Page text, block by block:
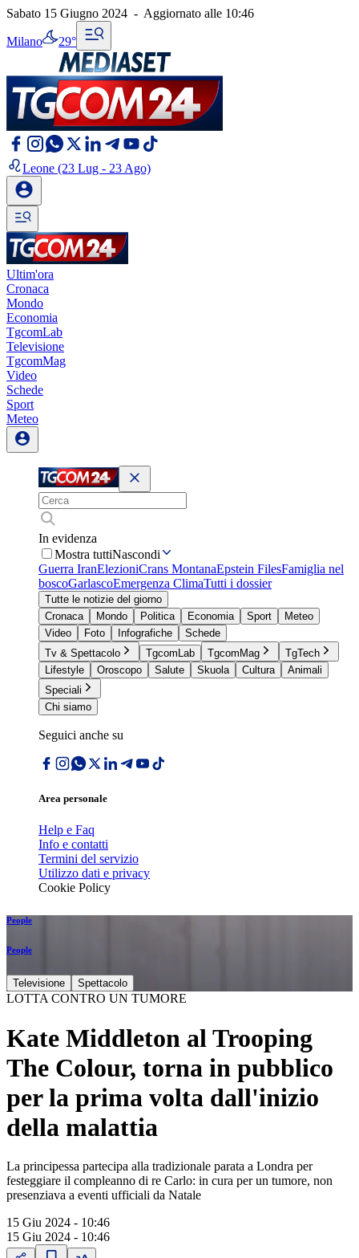
Sabato 15 Giugno 2024 - Aggiornato alle 10:46
Milano 29°
Leone (23 Lug - 23 Ago)
Ultim'ora
Cronaca
Mondo
Economia
TgcomLab
Televisione
TgcomMag
Video
Schede
Sport
Meteo
In evidenza
Mostra tuttiNascondi
Guerra IranElezioniCrans MontanaEpstein FilesFamiglia nel
boscoGarlascoEmergenza ClimaTutti i dossier
Tutte le notizie del giorno
Cronaca
Mondo Politica Economia Sport
Meteo
Video
Foto Infografiche
Schede
Tv & Spettacolo
TgcomLab TgcomMag
TgTech
Lifestyle
Oroscopo Salute Skuola Cultura
Animali
Speciali
Chi siamo
Seguici anche su
Area personale
Help e Faq
Info e contatti
Termini del servizio
Utilizzo dati e privacy
Cookie Policy
People
People
Televisione Spettacolo
LOTTA CONTRO UN TUMORE
Kate Middleton al Trooping
The Colour, torna in pubblico
per la prima volta dall'inizio
della malattia
La principessa partecipa alla tradizionale parata a Londra per
festeggiare il compleanno di re Carlo: in cura per un tumore, non
presenziava a eventi ufficiali da Natale
15 Giu 2024 - 10:46
15 Giu 2024 - 10:46